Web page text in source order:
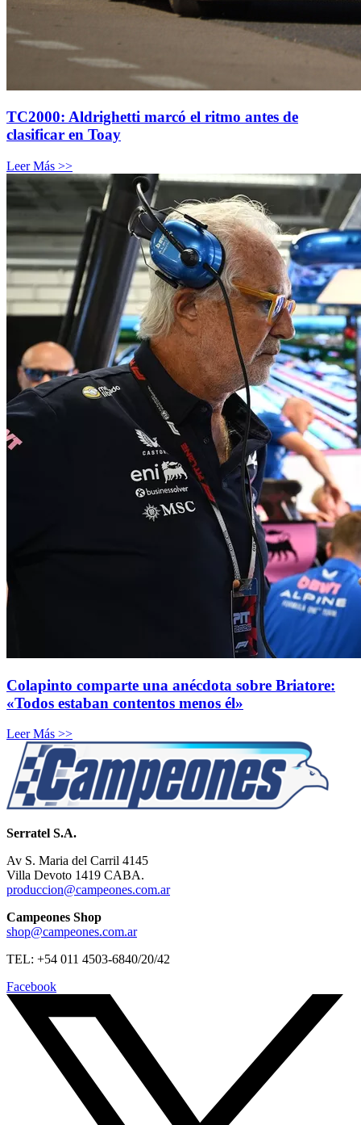
TC2000: Aldrighetti marcó el ritmo antes de
clasificar en Toay
Leer Más >>
Colapinto comparte una anécdota sobre Briatore:
«Todos estaban contentos menos él»
Leer Más >>
Serratel S.A.
Av S. Maria del Carril 4145
Villa Devoto 1419 CABA.
produccion@campeones.com.ar
Campeones Shop
shop@campeones.com.ar
TEL: +54 011 4503-6840/20/42
Facebook